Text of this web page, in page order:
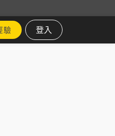
驗 登入